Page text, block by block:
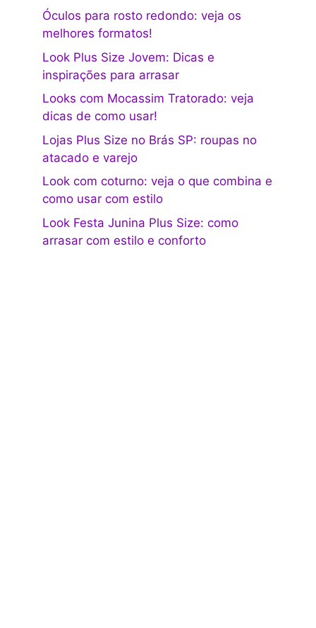
Óculos para rosto redondo: veja os
melhores formatos!
Look Plus Size Jovem: Dicas e
inspirações para arrasar
Looks com Mocassim Tratorado: veja
dicas de como usar!
Lojas Plus Size no Brás SP: roupas no
atacado e varejo
Look com coturno: veja o que combina e
como usar com estilo
Look Festa Junina Plus Size: como
arrasar com estilo e conforto